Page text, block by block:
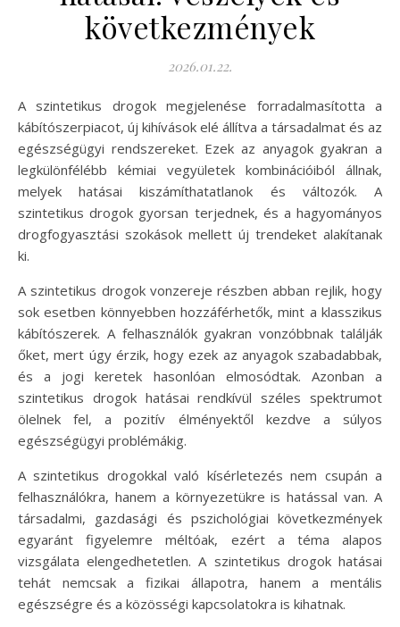
következmények
2026.01.22.
A szintetikus drogok megjelenése forradalmasította a
kábítószerpiacot, új kihívások elé állítva a társadalmat és az
egészségügyi rendszereket. Ezek az anyagok gyakran a
legkülönfélébb kémiai vegyületek kombinációiból állnak,
melyek hatásai kiszámíthatatlanok és változók. A
szintetikus drogok gyorsan terjednek, és a hagyományos
drogfogyasztási szokások mellett új trendeket alakítanak
ki.
A szintetikus drogok vonzereje részben abban rejlik, hogy
sok esetben könnyebben hozzáférhetők, mint a klasszikus
kábítószerek. A felhasználók gyakran vonzóbbnak találják
őket, mert úgy érzik, hogy ezek az anyagok szabadabbak,
és a jogi keretek hasonlóan elmosódtak. Azonban a
szintetikus drogok hatásai rendkívül széles spektrumot
ölelnek fel, a pozitív élményektől kezdve a súlyos
egészségügyi problémákig.
A szintetikus drogokkal való kísérletezés nem csupán a
felhasználókra, hanem a környezetükre is hatással van. A
társadalmi, gazdasági és pszichológiai következmények
egyaránt figyelemre méltóak, ezért a téma alapos
vizsgálata elengedhetetlen. A szintetikus drogok hatásai
tehát nemcsak a fizikai állapotra, hanem a mentális
egészségre és a közösségi kapcsolatokra is kihatnak.